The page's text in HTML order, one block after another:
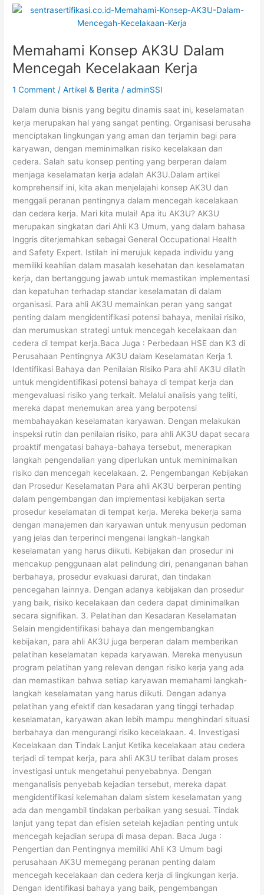
Memahami Konsep AK3U Dalam
Mencegah Kecelakaan Kerja
1 Comment /Artikel & Berita /adminSSI
Dalam dunia bisnis yang begitu dinamis saat ini, keselamatan
kerja merupakan hal yang sangat penting. Organisasi berusaha
menciptakan lingkungan yang aman dan terjamin bagi para
karyawan, dengan meminimalkan risiko kecelakaan dan
cedera. Salah satu konsep penting yang berperan dalam
menjaga keselamatan kerja adalah AK3U.Dalam artikel
komprehensif ini, kita akan menjelajahi konsep AK3U dan
menggali peranan pentingnya dalam mencegah kecelakaan
dan cedera kerja. Mari kita mulai! Apa itu AK3U? AK3U
merupakan singkatan dari Ahli K3 Umum, yang dalam bahasa
Inggris diterjemahkan sebagai General Occupational Health
and Safety Expert. Istilah ini merujuk kepada individu yang
memiliki keahlian dalam masalah kesehatan dan keselamatan
kerja, dan bertanggung jawab untuk memastikan implementasi
dan kepatuhan terhadap standar keselamatan di dalam
organisasi. Para ahli AK3U memainkan peran yang sangat
penting dalam mengidentifikasi potensi bahaya, menilai risiko,
dan merumuskan strategi untuk mencegah kecelakaan dan
cedera di tempat kerja.Baca Juga : Perbedaan HSE dan K3 di
Perusahaan Pentingnya AK3U dalam Keselamatan Kerja 1.
Identifikasi Bahaya dan Penilaian Risiko Para ahli AK3U dilatih
untuk mengidentifikasi potensi bahaya di tempat kerja dan
mengevaluasi risiko yang terkait. Melalui analisis yang teliti,
mereka dapat menemukan area yang berpotensi
membahayakan keselamatan karyawan. Dengan melakukan
inspeksi rutin dan penilaian risiko, para ahli AK3U dapat secara
proaktif mengatasi bahaya-bahaya tersebut, menerapkan
langkah pengendalian yang diperlukan untuk meminimalkan
risiko dan mencegah kecelakaan. 2. Pengembangan Kebijakan
dan Prosedur Keselamatan Para ahli AK3U berperan penting
dalam pengembangan dan implementasi kebijakan serta
prosedur keselamatan di tempat kerja. Mereka bekerja sama
dengan manajemen dan karyawan untuk menyusun pedoman
yang jelas dan terperinci mengenai langkah-langkah
keselamatan yang harus diikuti. Kebijakan dan prosedur ini
mencakup penggunaan alat pelindung diri, penanganan bahan
berbahaya, prosedur evakuasi darurat, dan tindakan
pencegahan lainnya. Dengan adanya kebijakan dan prosedur
yang baik, risiko kecelakaan dan cedera dapat diminimalkan
secara signifikan. 3. Pelatihan dan Kesadaran Keselamatan
Selain mengidentifikasi bahaya dan mengembangkan
kebijakan, para ahli AK3U juga berperan dalam memberikan
pelatihan keselamatan kepada karyawan. Mereka menyusun
program pelatihan yang relevan dengan risiko kerja yang ada
dan memastikan bahwa setiap karyawan memahami langkah-
langkah keselamatan yang harus diikuti. Dengan adanya
pelatihan yang efektif dan kesadaran yang tinggi terhadap
keselamatan, karyawan akan lebih mampu menghindari situasi
berbahaya dan mengurangi risiko kecelakaan. 4. Investigasi
Kecelakaan dan Tindak Lanjut Ketika kecelakaan atau cedera
terjadi di tempat kerja, para ahli AK3U terlibat dalam proses
investigasi untuk mengetahui penyebabnya. Dengan
menganalisis penyebab kejadian tersebut, mereka dapat
mengidentifikasi kelemahan dalam sistem keselamatan yang
ada dan mengambil tindakan perbaikan yang sesuai. Tindak
lanjut yang tepat dan efisien setelah kejadian penting untuk
mencegah kejadian serupa di masa depan. Baca Juga :
Pengertian dan Pentingnya memiliki Ahli K3 Umum bagi
perusahaan AK3U memegang peranan penting dalam
mencegah kecelakaan dan cedera kerja di lingkungan kerja.
Dengan identifikasi bahaya yang baik, pengembangan
Memahami
Dalam
Mencegah
Kecelakaan
Kerja